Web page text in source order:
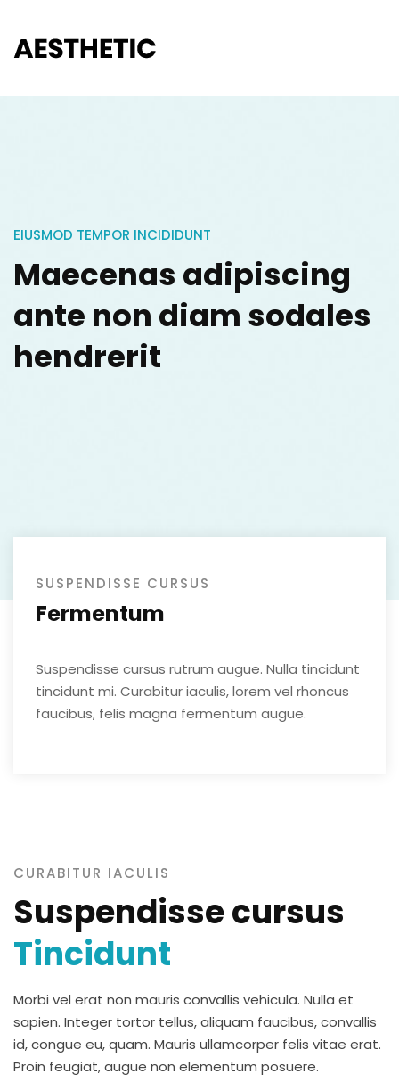
EIUSMOD TEMPOR INCIDIDUNT
Maecenas adipiscing
ante non diam sodales
hendrerit
SUSPENDISSE CURSUS
Fermentum
Suspendisse cursus rutrum augue. Nulla tincidunt
tincidunt mi. Curabitur iaculis, lorem vel rhoncus
faucibus, felis magna fermentum augue.
CURABITUR IACULIS
Suspendisse cursus
Tincidunt
Morbi vel erat non mauris convallis vehicula. Nulla et
sapien. Integer tortor tellus, aliquam faucibus, convallis
id, congue eu, quam. Mauris ullamcorper felis vitae erat.
Proin feugiat, augue non elementum posuere.